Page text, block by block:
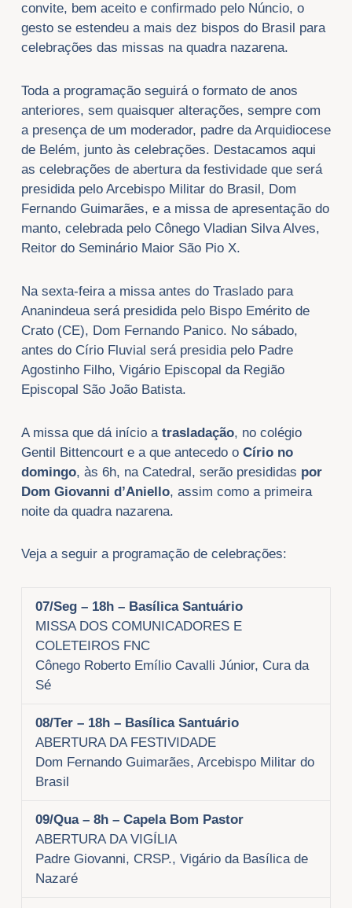
convite, bem aceito e confirmado pelo Núncio, o
gesto se estendeu a mais dez bispos do Brasil para
celebrações das missas na quadra nazarena.
Toda a programação seguirá o formato de anos
anteriores, sem quaisquer alterações, sempre com
a presença de um moderador, padre da Arquidiocese
de Belém, junto às celebrações. Destacamos aqui
as celebrações de abertura da festividade que será
presidida pelo Arcebispo Militar do Brasil, Dom
Fernando Guimarães, e a missa de apresentação do
manto, celebrada pelo Cônego Vladian Silva Alves,
Reitor do Seminário Maior São Pio X.
Na sexta-feira a missa antes do Traslado para
Ananindeua será presidida pelo Bispo Emérito de
Crato (CE), Dom Fernando Panico. No sábado,
antes do Círio Fluvial será presidia pelo Padre
Agostinho Filho, Vigário Episcopal da Região
Episcopal São João Batista.
A missa que dá início a trasladação, no colégio
Gentil Bittencourt e a que antecedo o Círio no
domingo, às 6h, na Catedral, serão presididas por
Dom Giovanni d’Aniello, assim como a primeira
noite da quadra nazarena.
Veja a seguir a programação de celebrações:
07/Seg – 18h – Basílica Santuário
MISSA DOS COMUNICADORES E
COLETEIROS FNC
Cônego Roberto Emílio Cavalli Júnior, Cura da
Sé
08/Ter – 18h – Basílica Santuário
ABERTURA DA FESTIVIDADE
Dom Fernando Guimarães, Arcebispo Militar do
Brasil
09/Qua – 8h – Capela Bom Pastor
ABERTURA DA VIGÍLIA
Padre Giovanni, CRSP., Vigário da Basílica de
Nazaré